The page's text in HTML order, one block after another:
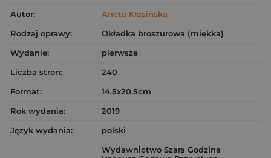
Autor:
Aneta Krasińska
Rodzaj oprawy:
Okładka broszurowa (miękka)
Wydanie:
pierwsze
Liczba stron:
240
Format:
14.5x20.5cm
Rok wydania:
2019
Język wydania:
polski
Wydawnictwo Szara Godzina